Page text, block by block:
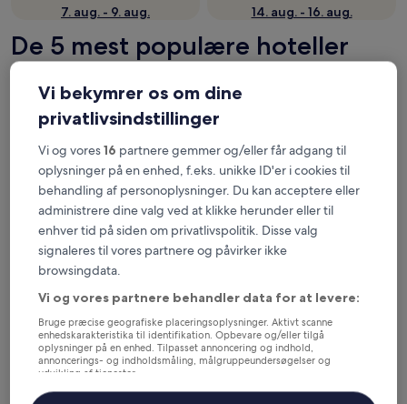
7. aug. - 9. aug.
14. aug. - 16. aug.
De 5 mest populære hoteller
nær Rally School Ireland – et
overblik
i 8,8 km fra Rally School Ireland. Gæstebedømmelse: 8,4/10 –
Alletiders.
Ashleigh House — 2-stjernet hotel i 8,7 km fra Rally School
Ireland. Gæstebedømmelse: 9,4/10 – Enestående.
Creighton Hotel— 3-stjernet hotel i 13,4 km fra Rally School
Ireland. Gæstebedømmelse: 10/10 – Enestående.
Hillgrove Hotel— 4-stjernet hotel i 9,4 km fra Rally School
Ireland. Gæstebedømmelse: 8,8/10 – Fantastisk.
Anbefalet
Pris (lav til høj)
Her kan du overnatte nær Rally
School Ireland
Vi bekymrer os om dine
privatlivsindstillinger
Vi og vores16 partnere gemmer og/eller får adgang til
oplysninger på en enhed, f.eks. unikke ID'er i cookies til
behandling af personoplysninger. Du kan acceptere eller
administrere dine valg ved at klikke herunder eller til
enhver tid på siden om privatlivspolitik. Disse valg
signaleres til vores partnere og påvirker ikke
browsingdata.
Vi og vores partnere behandler data for at levere:
Bruge præcise geografiske placeringsoplysninger. Aktivt scanne
enhedskarakteristika til identifikation. Opbevare og/eller tilgå
oplysninger på en enhed. Tilpasset annoncering og indhold,
annoncerings- og indholdsmåling, målgruppeundersøgelser og
udvikling af tjenester.
Liste over partnere (leverandører)